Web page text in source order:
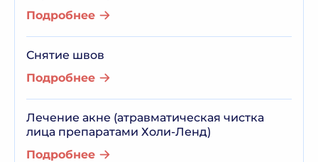
Подробнее
Снятие швов
Подробнее
Лечение акне (атравматическая чистка
лица препаратами Холи-Ленд)
Подробнее